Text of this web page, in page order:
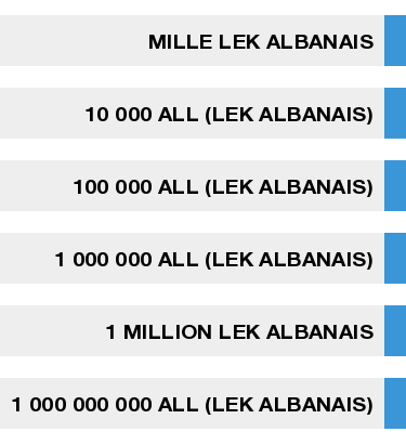
MILLE LEK ALBANAIS
10 000 ALL (LEK ALBANAIS)
100 000 ALL (LEK ALBANAIS)
1 000 000 ALL (LEK ALBANAIS)
1 MILLION LEK ALBANAIS
1 000 000 000 ALL (LEK ALBANAIS)